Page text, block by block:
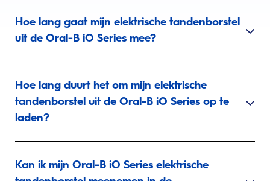
Hoe lang gaat mijn elektrische tandenborstel
uit de Oral-B iO Series mee?
Hoe lang duurt het om mijn elektrische
tandenborstel uit de Oral-B iO Series op te
laden?
Kan ik mijn Oral-B iO Series elektrische